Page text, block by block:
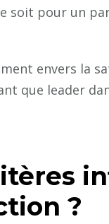
soit pour un
envers la
que leader
?